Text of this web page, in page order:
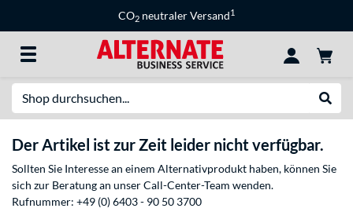
CO2 neutraler Versand1
Der Artikel ist zur Zeit leider nicht verfügbar.
Sollten Sie Interesse an einem Alternativprodukt haben, können Sie
sich zur Beratung an unser Call-Center-Team wenden.
Rufnummer: +49 (0) 6403 - 90 50 3700